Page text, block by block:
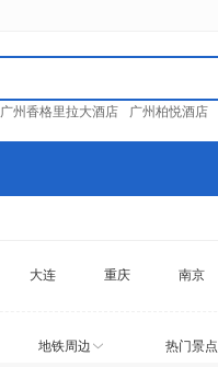
广州香格里拉大酒店 广州柏悦酒店
大连 重庆 南京
地铁周边 热门景点